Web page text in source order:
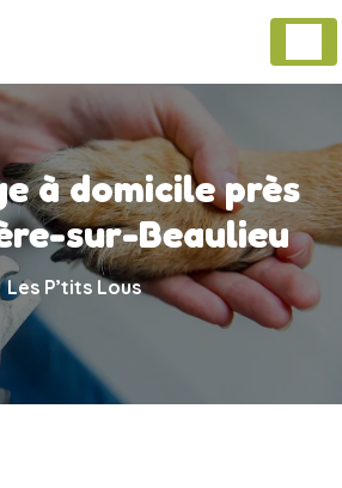
à domicile près
sur-Beaulieu
Les P’tits Lous